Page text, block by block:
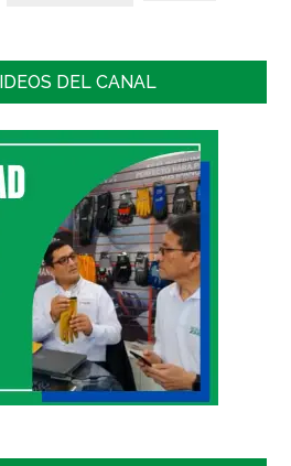
DEL CANAL